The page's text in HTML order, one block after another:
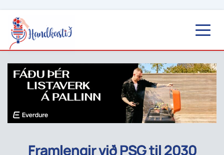
Framlengir við PSG til 2030